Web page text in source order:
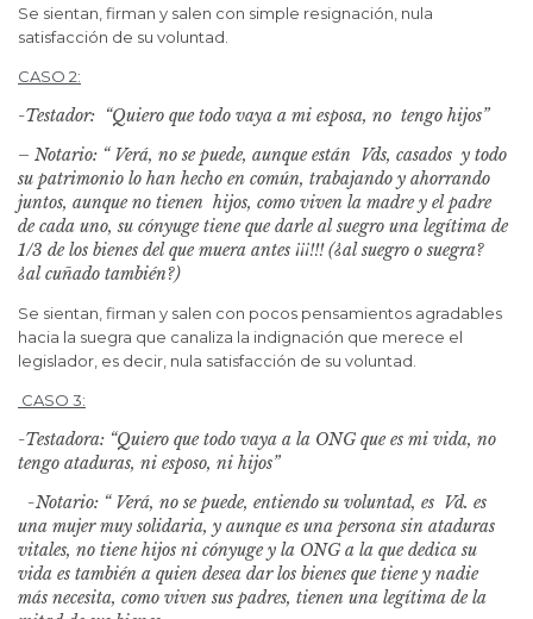
Se sientan, firman y salen con simple resignación, nula
satisfacción de su voluntad.
CASO 2:
-Testador: “Quiero que todo vaya a mi esposa, no tengo hijos”
– Notario: “ Verá, no se puede, aunque están Vds, casados y todo
su patrimonio lo han hecho en común, trabajando y ahorrando
juntos, aunque no tienen hijos, como viven la madre y el padre
de cada uno, su cónyuge tiene que darle al suegro una legítima de
1/3 de los bienes del que muera antes ¡¡¡!!! (¿al suegro o suegra?
¿al cuñado también?)
Se sientan, firman y salen con pocos pensamientos agradables
hacia la suegra que canaliza la indignación que merece el
legislador, es decir, nula satisfacción de su voluntad.
CASO 3:
-Testadora: “Quiero que todo vaya a la ONG que es mi vida, no
tengo ataduras, ni esposo, ni hijos”
-Notario: “ Verá, no se puede, entiendo su voluntad, es Vd. es
una mujer muy solidaria, y aunque es una persona sin ataduras
vitales, no tiene hijos ni cónyuge y la ONG a la que dedica su
vida es también a quien desea dar los bienes que tiene y nadie
más necesita, como viven sus padres, tienen una legítima de la